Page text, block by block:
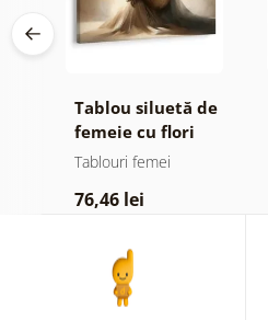
Tablou siluetă de
femeie cu flori
Tablouri femei
76,46 lei